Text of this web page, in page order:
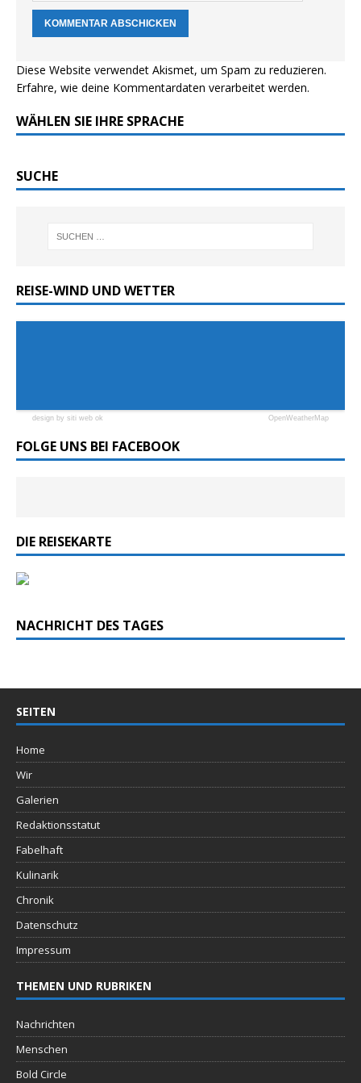
Diese Website verwendet Akismet, um Spam zu reduzieren.
Erfahre, wie deine Kommentardaten verarbeitet werden.
WÄHLEN SIE IHRE SPRACHE
SUCHE
REISE-WIND UND WETTER
design by siti web ok OpenWeatherMap
FOLGE UNS BEI FACEBOOK
DIE REISEKARTE
NACHRICHT DES TAGES
SEITEN
Home
Wir
Galerien
Redaktionsstatut
Fabelhaft
Kulinarik
Chronik
Datenschutz
Impressum
THEMEN UND RUBRIKEN
Nachrichten
Menschen
Bold Circle